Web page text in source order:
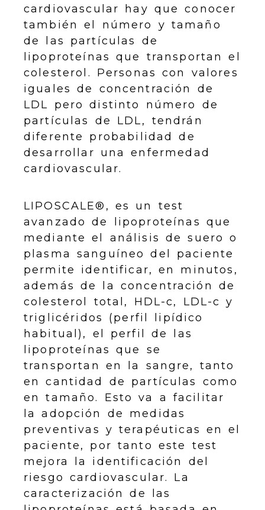
cardiovascular hay que conocer
también el número y tamaño
de las partículas de
lipoproteínas que transportan el
colesterol. Personas con valores
iguales de concentración de
LDL pero distinto número de
partículas de LDL, tendrán
diferente probabilidad de
desarrollar una enfermedad
cardiovascular.
LIPOSCALE®, es un test
avanzado de lipoproteínas que
mediante el análisis de suero o
plasma sanguíneo del paciente
permite identificar, en minutos,
además de la concentración de
colesterol total, HDL-c, LDL-c y
triglicéridos (perfil lipídico
habitual), el perfil de las
lipoproteínas que se
transportan en la sangre, tanto
en cantidad de partículas como
en tamaño. Esto va a facilitar
la adopción de medidas
preventivas y terapéuticas en el
paciente, por tanto este test
mejora la identificación del
riesgo cardiovascular. La
caracterización de las